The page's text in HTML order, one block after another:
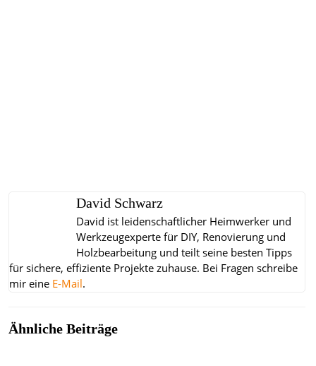
David Schwarz
David ist leidenschaftlicher Heimwerker und
Werkzeugexperte für DIY, Renovierung und
Holzbearbeitung und teilt seine besten Tipps
für sichere, effiziente Projekte zuhause. Bei Fragen schreibe
mir eine E-Mail.
Ähnliche Beiträge